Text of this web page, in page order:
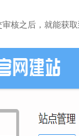
审核之后，就能获